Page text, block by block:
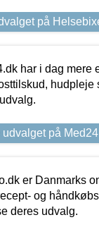
på
har i dag mere
hudpleje
udvalget på
er Danmarks
og
deres udvalg.